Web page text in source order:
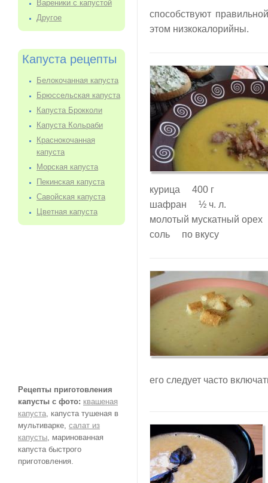
Вареники с капустой
Другое
Капуста рецепты
Белокочанная капуста
Брюссельская капуста
Капуста Брокколи
Капуста Кольраби
Краснокочанная
капуста
Морская капуста
Пекинская капуста
Савойская капуста
Цветная капуста
Рецепты приготовления
капусты с фото: квашеная
капуста, капуста тушеная в
мультиварке, салат из
капусты, маринованная
капуста быстрого
приготовления.
способствуют
этом низкокалорийны.
курица 400 г
шафран ½ ч. л.
молотый мускатный
соль по вкусу
его следует часто